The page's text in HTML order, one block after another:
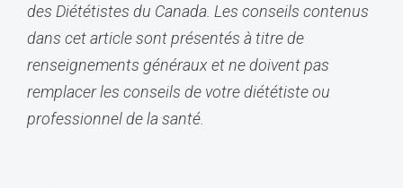
des Diététistes du Canada. Les conseils contenus
dans cet article sont présentés à titre de
renseignements généraux et ne doivent pas
remplacer les conseils de votre diététiste ou
professionnel de la santé.